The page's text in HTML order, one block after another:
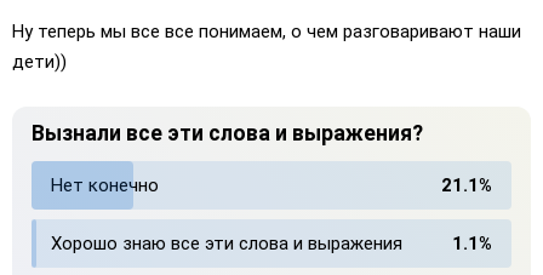
Ну теперь мы все все понимаем, о чем разговаривают наши
дети))
Вызнали все эти слова и выражения?
Нет конечно 21.1%
Хорошо знаю все эти слова и выражения 1.1%